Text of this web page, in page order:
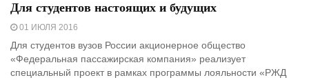
Для студентов настоящих и будущих
01 ИЮЛЯ 2016
Для студентов вузов России акционерное общество
«Федеральная пассажирская компания» реализует
специальный проект в рамках программы лояльности «РЖД